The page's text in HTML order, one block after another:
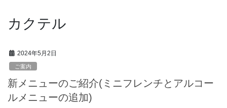
カクテル
2024年5月2日
ご案内
新メニューのご紹介(ミニフレンチとアルコー
ルメニューの追加)